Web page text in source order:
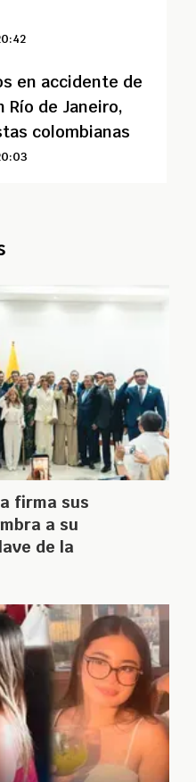
en accidente de
de Janeiro,
colombianas
firma sus
a su
de la